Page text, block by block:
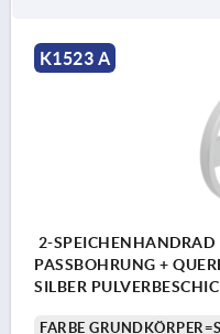
K1523 A
2-
PASSBOHRUNG +
SILBER
FARBE